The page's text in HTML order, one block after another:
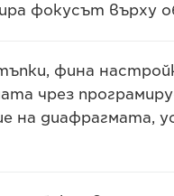
фокусът върху
фина
чрез
на диафрагмата,